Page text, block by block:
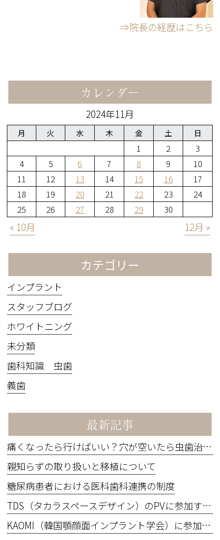
⇒院長の経歴はこちら
カレンダー
2024年11月
月 火 水 木 金 土 日
1 2
3
4
5 6 7 8 9
10
11
12 13 14 15 16
17
18
19 20 21 22 23
24
25
26 27 28 29 30
« 10月 12月 »
カテゴリー
インプラント
スタッフブログ
ホワイトニング
未分類
歯科知識 虫歯
義歯
最新記事
痛くなったら行けばいい？穴が空いたら虫歯治療？
親知らずの取り扱いと移植について
糖尿病患者における医科歯科連携の制度
TDS（タカラスペースデザイン）のPVに参加するため撮影を行いました。
KAOMI（韓国顎顔面インプラント学会）に参加してきました！